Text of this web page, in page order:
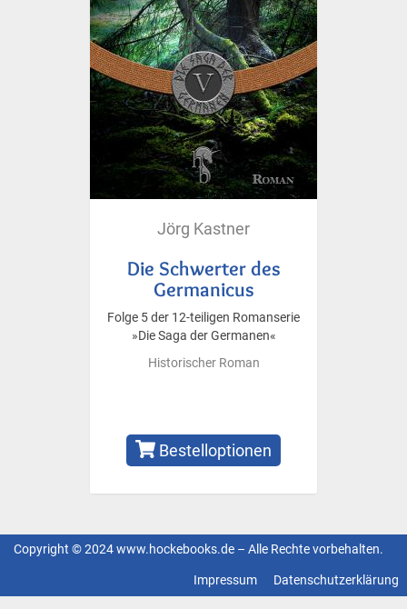
Jörg Kastner
Die Schwerter des
Germanicus
Folge 5 der 12-teiligen Romanserie
»Die Saga der Germanen«
Historischer Roman
Bestelloptionen
Copyright © 2024 www.hockebooks.de – Alle Rechte vorbehalten.
Datenschutzerklärung
Impressum